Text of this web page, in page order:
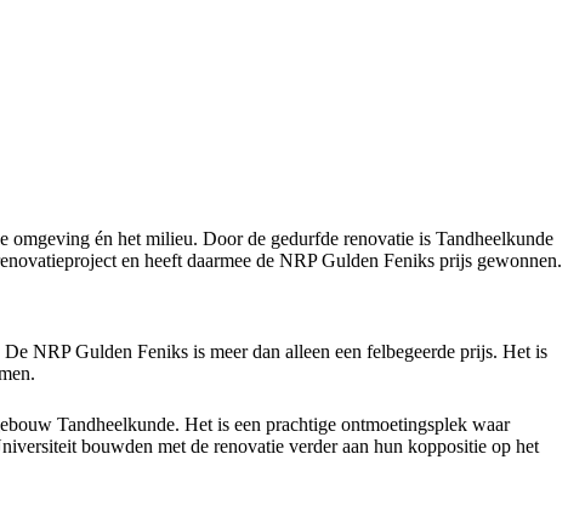
omgeving én het milieu. Door de gedurfde renovatie is Tandheelkunde
en heeft daarmee de NRP Gulden Feniks prijs gewonnen.
NRP Gulden Feniks is meer dan alleen een felbegeerde prijs. Het is
Tandheelkunde. Het is een prachtige ontmoetingsplek waar
bouwden met de renovatie verder aan hun koppositie op het